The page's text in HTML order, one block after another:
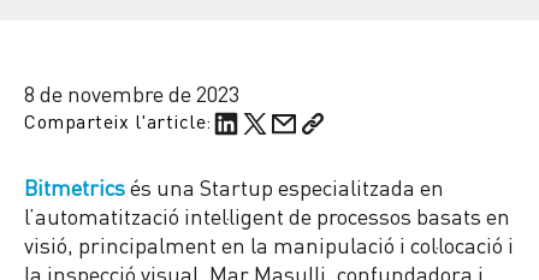
8 de novembre de 2023
Comparteix l'article:
Bitmetricsés una Startup especialitzada en
l’automatització intel·ligent de processos basats en
visió, principalment en la manipulació i col·locació i
la inspecció visual. Mar Masulli, confundadora i